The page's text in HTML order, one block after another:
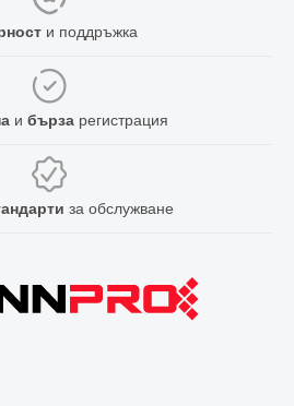
и поддръжка
и бърза регистрация
за обслужване